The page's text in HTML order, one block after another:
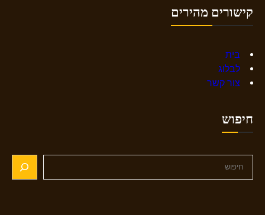
קישורים מהירים
בית
לבלוג
צור קשר
חיפוש